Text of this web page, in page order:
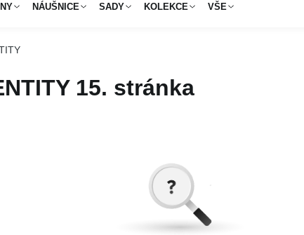
NÁUŠNICE SADY KOLEKCE VŠE
15. stránka